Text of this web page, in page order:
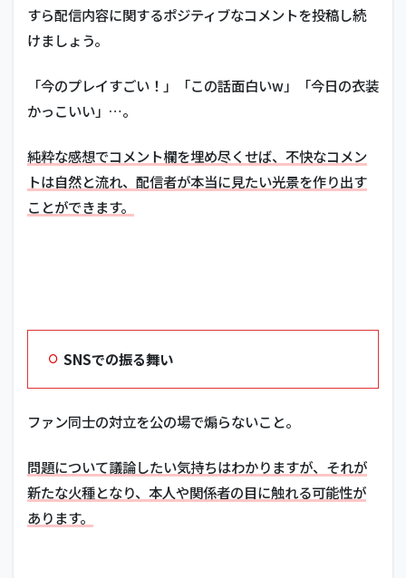
すら配信内容に関するポジティブなコメントを投稿し続
けましょう。
「今のプレイすごい！」「この話面白いw」「今日の衣装
かっこいい」…。
純粋な感想でコメント欄を埋め尽くせば、不快なコメン
トは自然と流れ、配信者が本当に見たい光景を作り出す
ことができます。
SNSでの振る舞い
ファン同士の対立を公の場で煽らないこと。
問題について議論したい気持ちはわかりますが、それが
新たな火種となり、本人や関係者の目に触れる可能性が
あります。